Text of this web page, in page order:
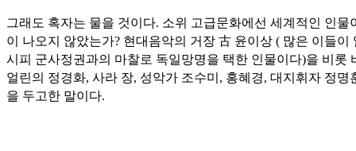
그래도 혹자는 물을 것이다. 소위 고급문화에선 세계적인 인물
이 나오지 않았는가? 현대음악의 거장 古 윤이상 ( 많은 이들이
시피 군사정권과의 마찰로 독일망명을 택한 인물이다)을 비롯
얼린의 정경화, 사라 장, 성악가 조수미, 홍혜경, 대지휘자 정명
을 두고한 말이다.